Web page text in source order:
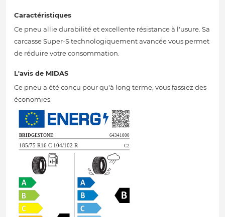
Caractéristiques
Ce pneu allie durabilité et excellente résistance à l'usure. Sa
carcasse Super-S technologiquement avancée vous permet
de réduire votre consommation.
L'avis de MIDAS
Ce pneu a été conçu pour qu'à long terme, vous fassiez des
économies.